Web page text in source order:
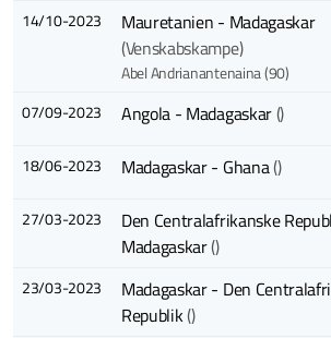
14/10-2023
Mauretanien - Madagaskar
(Venskabskampe)
Abel Andrianantenaina (90)
07/09-2023 Angola - Madagaskar()
18/06-2023 Madagaskar - Ghana()
27/03-2023
Den Centralafrikanske
Madagaskar()
23/03-2023
Madagaskar - Den
Republik()